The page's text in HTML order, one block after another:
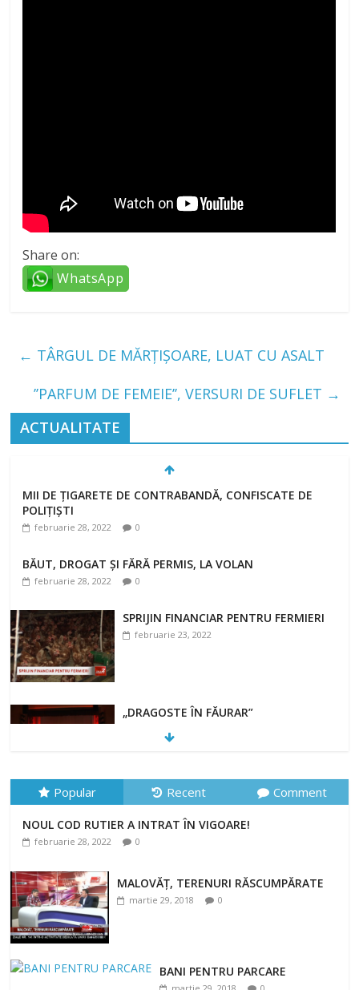
Share on:
WhatsApp
← TÂRGUL DE MĂRȚIȘOARE, LUAT CU ASALT
’’PARFUM DE FEMEIE’’, VERSURI DE SUFLET →
ACTUALITATE
MII DE ȚIGARETE DE CONTRABANDĂ, CONFISCATE DE
POLIȚIȘTI
februarie 28, 2022 0
BĂUT, DROGAT ȘI FĂRĂ PERMIS, LA VOLAN
februarie 28, 2022 0
SPRIJIN FINANCIAR PENTRU FERMIERI
februarie 23, 2022
„DRAGOSTE ÎN FĂURAR”
NOUL COD RUTIER A INTRAT ÎN VIGOARE!
februarie 28, 2022 0
Popular Recent Comment
NOUL COD RUTIER A INTRAT ÎN VIGOARE!
februarie 28, 2022 0
MALOVĂȚ, TERENURI RĂSCUMPĂRATE
martie 29, 2018 0
BANI PENTRU PARCARE